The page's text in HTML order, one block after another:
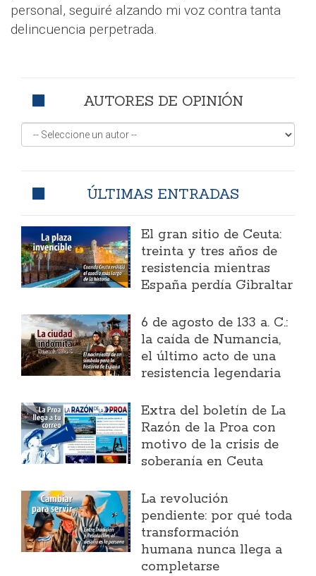
personal, seguiré alzando mi voz contra tanta
delincuencia perpetrada.
AUTORES DE OPINIÓN
ÚLTIMAS ENTRADAS
El gran sitio de Ceuta:
treinta y tres años de
resistencia mientras
España perdía Gibraltar
6 de agosto de 133 a. C.:
la caída de Numancia,
el último acto de una
resistencia legendaria
Extra del boletín de La
Razón de la Proa con
motivo de la crisis de
soberanía en Ceuta
La revolución
pendiente: por qué toda
transformación
humana nunca llega a
completarse